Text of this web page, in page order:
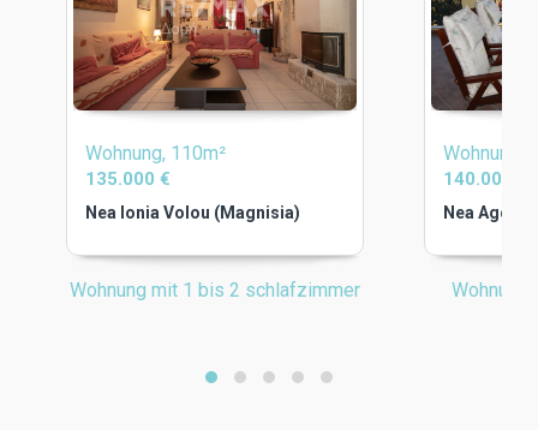
Wohnung, 110m²
135.000 €
Nea Ionia Volou (Magnisia)
Wohnung mit 1 bis 2 schlafzimmer
Wohnung,
140.000 €
Nea
Wohnung